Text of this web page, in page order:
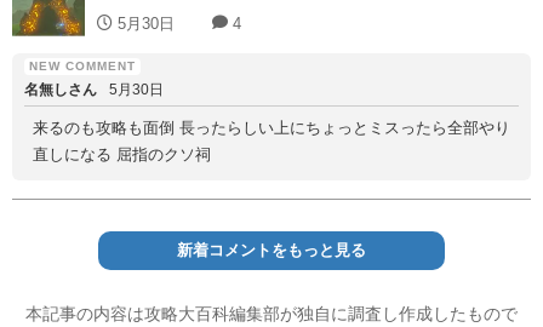
5月30日 4
名無しさん 5月30日
来るのも攻略も面倒 長ったらしい上にちょっとミスったら全部やり
直しになる 屈指のクソ祠
新着コメントをもっと見る
本記事の内容は攻略大百科編集部が独自に調査し作成したもので